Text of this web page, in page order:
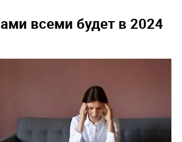
всеми будет в 2024